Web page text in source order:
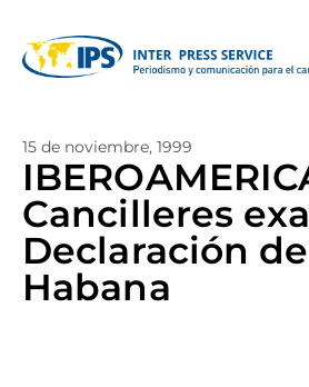
15 de noviembre, 1999
Cancilleres
Declaración
Habana